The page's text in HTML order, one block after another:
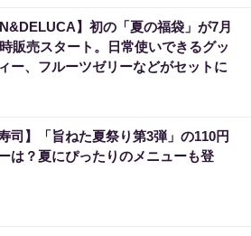
】初の「夏の福袋」が7月
販売スタート。日常使いできるグッ
ー、フルーツゼリーなどがセットに
寿司】「旨ねた夏祭り第3弾」の110円
は？夏にぴったりのメニューも登